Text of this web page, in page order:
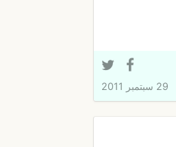
29 سبتمبر 2011